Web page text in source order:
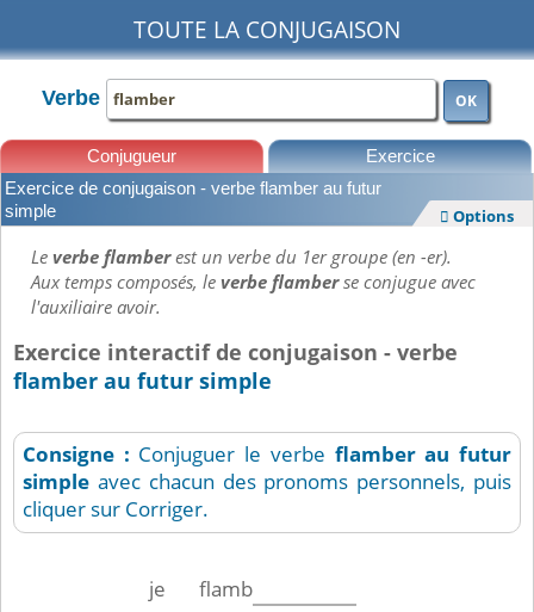
TOUTE LA CONJUGAISON
Verbe OK
Conjugueur Exercice
Exercice de conjugaison - verbe flamber au futur
simple
 Options
Leverbe flamberest un verbe du 1er groupe (en -er).
Aux temps composés, leverbe flamberse conjugue avec
l'auxiliaire avoir.
Exercice interactif de conjugaison - verbe
flamber au futur simple
Consigne : Conjuguer le verbe flamber au futur
simple avec chacun des pronoms personnels, puis
cliquer sur Corriger.
je
flamb